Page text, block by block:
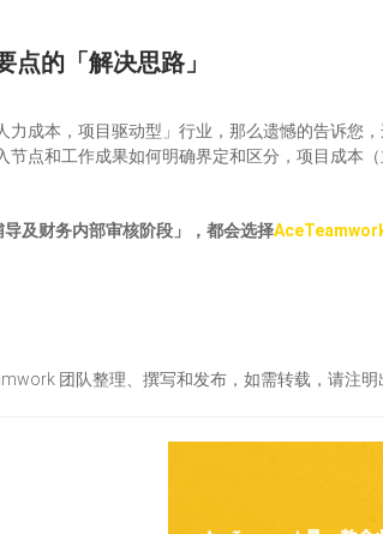
点的「解决思路」
力成本，项目驱动型」行业，那么遗憾的告诉您
节点和工作成果如何明确界定和区分，项目成本
及财务内部审核阶段」，都会选择
团队整理、撰写和发布，如需转载，请注明